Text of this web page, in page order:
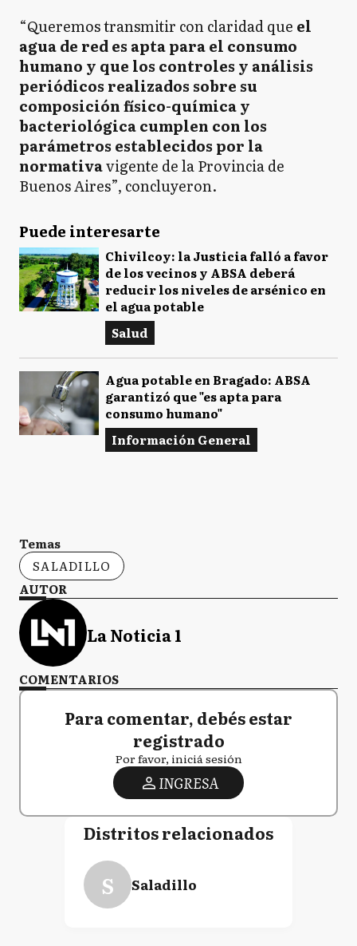
“Queremos transmitir con claridad que el
agua de red es apta para el consumo
humano y que los controles y análisis
periódicos realizados sobre su
composición físico-química y
bacteriológica cumplen con los
parámetros establecidos por la
normativavigente de la Provincia de
Buenos Aires”, concluyeron.
Puede interesarte
Chivilcoy: la Justicia falló a favor
de los vecinos y ABSA deberá
reducir los niveles de arsénico en
el agua potable
Salud
Agua potable en Bragado: ABSA
garantizó que "es apta para
consumo humano"
Información General
Temas
SALADILLO
AUTOR
La Noticia 1
COMENTARIOS
Para comentar, debés estar
registrado
Por favor, iniciá sesión
INGRESA
Distritos relacionados
S Saladillo